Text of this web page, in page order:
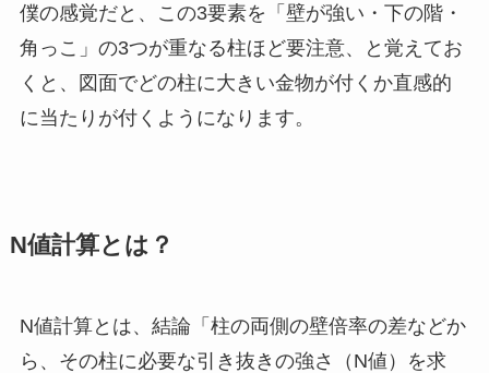
僕の感覚だと、この3要素を「壁が強い・下の階・
角っこ」の3つが重なる柱ほど要注意、と覚えてお
くと、図面でどの柱に大きい金物が付くか直感的
に当たりが付くようになります。
N値計算とは？
N値計算とは、結論「柱の両側の壁倍率の差などか
ら、その柱に必要な引き抜きの強さ（N値）を求